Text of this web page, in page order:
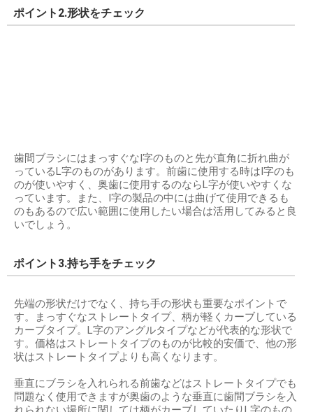
ポイント2.形状をチェック
歯間ブラシにはまっすぐなI字のものと先が直角に折れ曲が
っているL字のものがあります。前歯に使用する時はI字のも
のが使いやすく、奥歯に使用するのならL字が使いやすくな
っています。また、I字の製品の中には曲げて使用できるも
のもあるので広い範囲に使用したい場合は活用してみると良
いでしょう。
ポイント3.持ち手をチェック
先端の形状だけでなく、持ち手の形状も重要なポイントで
す。まっすぐなストレートタイプ、柄が軽くカーブしている
カーブタイプ。L字のアングルタイプなどが代表的な形状で
す。価格はストレートタイプのものが比較的安価で、他の形
状はストレートタイプよりも高くなります。
垂直にブラシを入れられる前歯などはストレートタイプでも
問題なく使用できますが奥歯のような垂直に歯間ブラシを入